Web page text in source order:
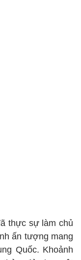
thực sự làm chủ
ấn tượng mang
Quốc. Khoảnh